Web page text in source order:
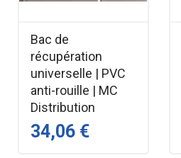
Bac de
récupération
universelle | PVC
anti-rouille | MC
Distribution
34,06 €